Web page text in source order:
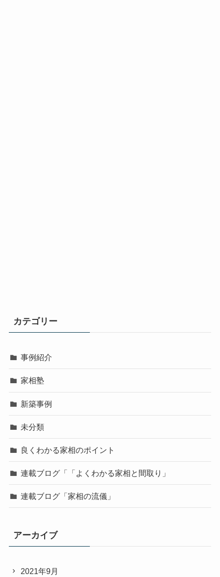
カテゴリー
事例紹介
家相塾
新築事例
未分類
良くわかる家相のポイント
連載ブログ「「よくわかる家相と間取り」
連載ブログ「家相の流儀」
アーカイブ
2021年9月